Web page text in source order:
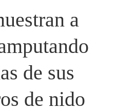
a
de sus
de nido